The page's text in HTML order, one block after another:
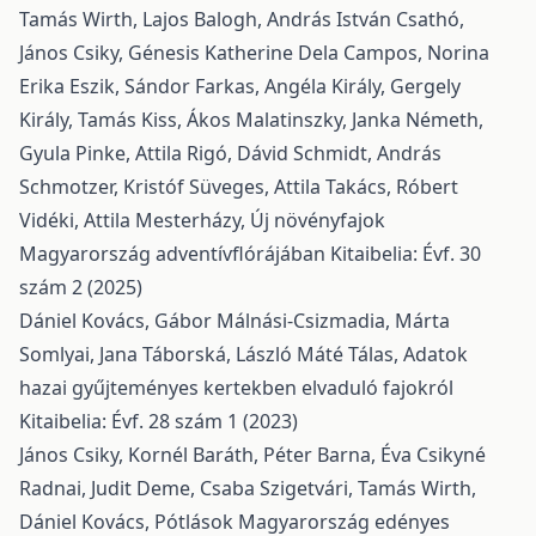
Tamás Wirth, Lajos Balogh, András István Csathó,
János Csiky, Génesis Katherine Dela Campos, Norina
Erika Eszik, Sándor Farkas, Angéla Király, Gergely
Király, Tamás Kiss, Ákos Malatinszky, Janka Németh,
Gyula Pinke, Attila Rigó, Dávid Schmidt, András
Schmotzer, Kristóf Süveges, Attila Takács, Róbert
Vidéki, Attila Mesterházy, Új növényfajok
Magyarország adventívflórájában Kitaibelia: Évf. 30
szám 2 (2025)
Dániel Kovács, Gábor Málnási-Csizmadia, Márta
Somlyai, Jana Táborská, László Máté Tálas, Adatok
hazai gyűjteményes kertekben elvaduló fajokról
Kitaibelia: Évf. 28 szám 1 (2023)
János Csiky, Kornél Baráth, Péter Barna, Éva Csikyné
Radnai, Judit Deme, Csaba Szigetvári, Tamás Wirth,
Dániel Kovács, Pótlások Magyarország edényes